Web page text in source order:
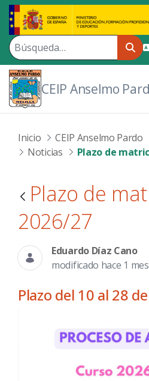
Saltar al contenido principal
CEIP Anselmo
Inicio CEIP Anselmo Pardo
Noticias
Plazo de
Plazo de
2026/27
Eduardo Díaz Cano
modificado hace 1 mes
Plazo del 10 al 28